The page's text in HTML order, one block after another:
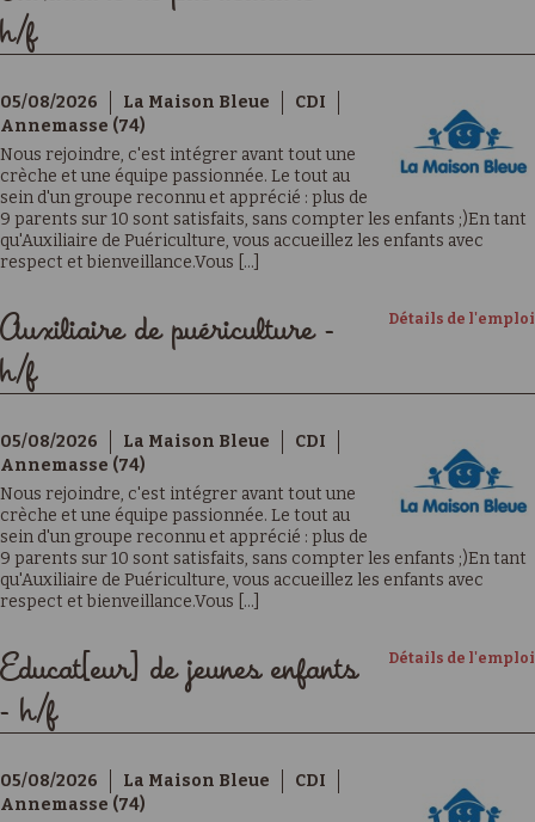
h/f
05/08/2026 La Maison Bleue
CDI
Annemasse (74)
Nous rejoindre, c'est intégrer avant tout une
crèche et une équipe passionnée. Le tout au
sein d'un groupe reconnu et apprécié : plus de
9 parents sur 10 sont satisfaits, sans compter les enfants ;)En tant
qu'Auxiliaire de Puériculture, vous accueillez les enfants avec
respect et bienveillance.Vous [...]
Détails de l'emploi
Auxiliaire de puériculture -
h/f
05/08/2026 La Maison Bleue
CDI
Annemasse (74)
Nous rejoindre, c'est intégrer avant tout une
crèche et une équipe passionnée. Le tout au
sein d'un groupe reconnu et apprécié : plus de
9 parents sur 10 sont satisfaits, sans compter les enfants ;)En tant
qu'Auxiliaire de Puériculture, vous accueillez les enfants avec
respect et bienveillance.Vous [...]
Détails de l'emploi
Educat[eur] de jeunes enfants
- h/f
05/08/2026 La Maison Bleue
CDI
Annemasse (74)